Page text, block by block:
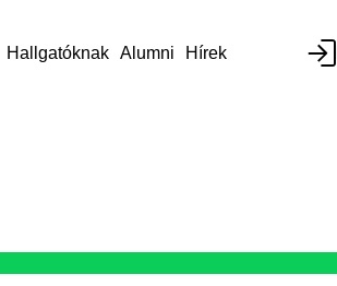
Hallgatóknak Alumni Hírek